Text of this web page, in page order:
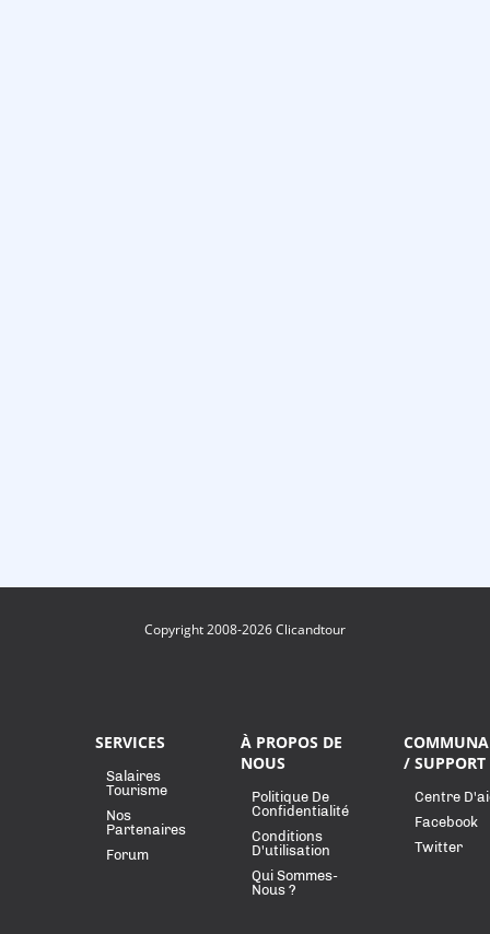
Copyright 2008-2026 Clicandtour
SERVICES
Salaires
Tourisme
Nos
Partenaires
Forum
À PROPOS DE
NOUS
Politique De
Confidentialité
Conditions
D'utilisation
Qui Sommes-
Nous ?
/ SUPPORT
Centre
Facebook
Twitter